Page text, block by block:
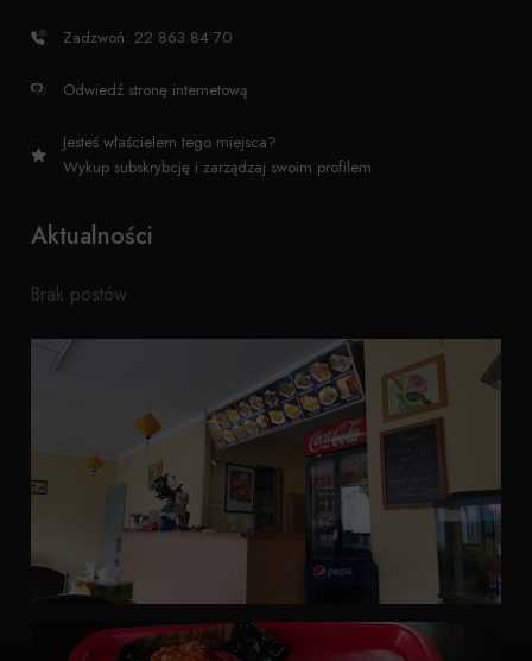
Zadzwoń: 22 863 84 70
Odwiedź stronę internetową
Jesteś właścielem tego miejsca?
Wykup subskrybcję i zarządzaj swoim profilem
Aktualności
Brak postów